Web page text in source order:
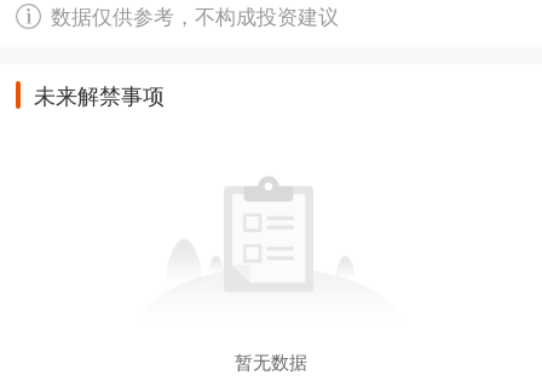
数据仅供参考，不构成投资建议
未来解禁事项
暂无数据